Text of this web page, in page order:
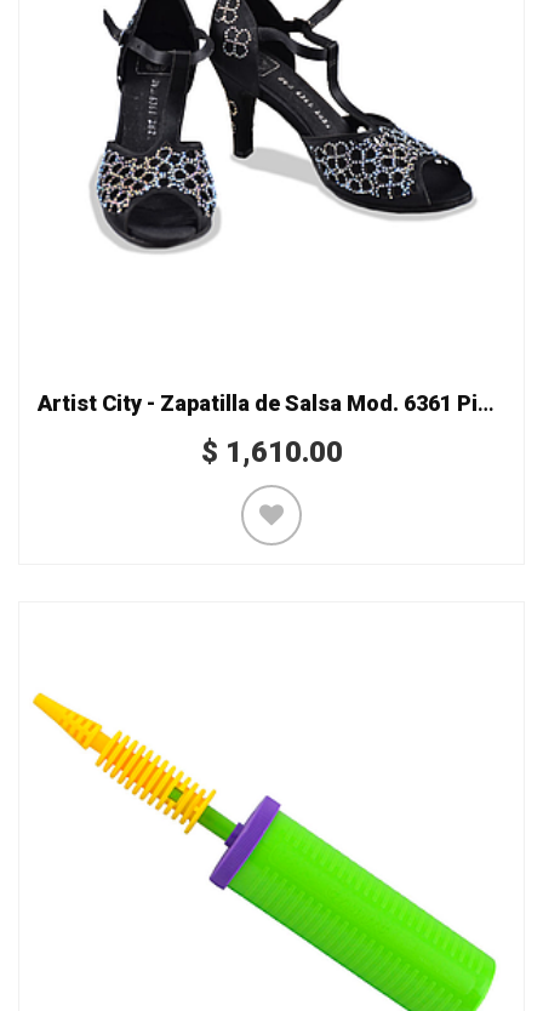
Artist City - Zapatilla de Salsa Mod. 6361 Piedras Trébol
$ 1,610.00